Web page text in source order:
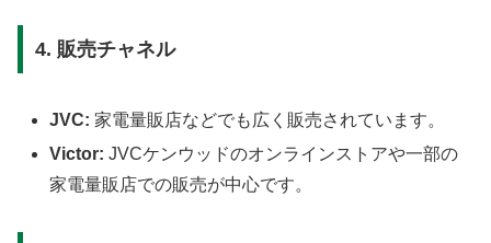
4. 販売チャネル
JVC: 家電量販店などでも広く販売されています。
Victor: JVCケンウッドのオンラインストアや一部の
家電量販店での販売が中心です。